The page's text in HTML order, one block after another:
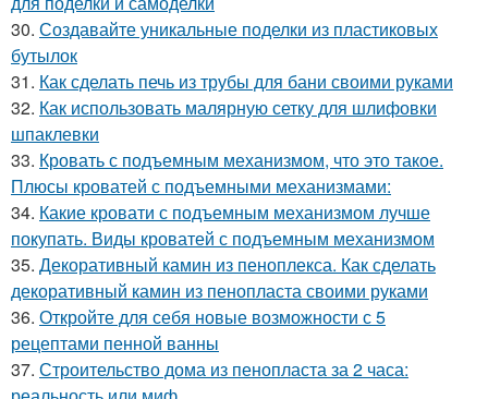
30. Создавайте уникальные поделки из пластиковых
бутылок
31. Как сделать печь из трубы для бани своими руками
32. Как использовать малярную сетку для шлифовки
шпаклевки
33. Кровать с подъемным механизмом, что это такое.
Плюсы кроватей с подъемными механизмами:
34. Какие кровати с подъемным механизмом лучше
покупать. Виды кроватей с подъемным механизмом
35. Декоративный камин из пеноплекса. Как сделать
декоративный камин из пенопласта своими руками
36. Откройте для себя новые возможности с 5
рецептами пенной ванны
37. Строительство дома из пенопласта за 2 часа: